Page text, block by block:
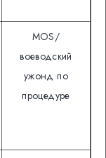
MOS/
воеводский
ужонд по
процедуре